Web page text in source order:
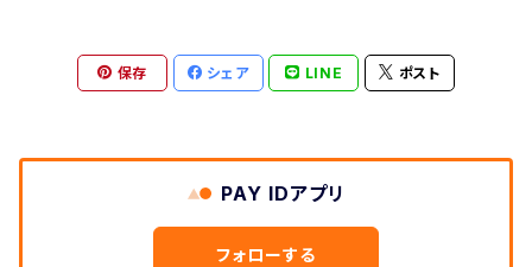
セルロース
#31 BCR
保存 シェア LINE ポスト
PAY IDアプリ
フォローする